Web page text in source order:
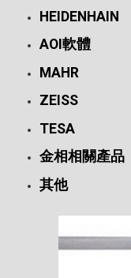
HEIDENHAIN
AOI軟體
MAHR
ZEISS
TESA
金相相關產品
其他